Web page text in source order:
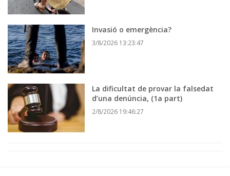
Invasió o emergència?
3/8/2026 13:23:47
La dificultat de provar la falsedat
d’una denúncia, (1a part)
2/8/2026 19:46:27